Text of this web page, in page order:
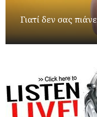
Γιατί δεν σας